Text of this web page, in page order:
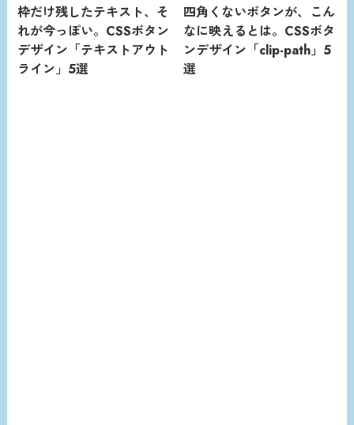
枠だけ残したテキスト、そ
れが今っぽい。CSSボタン
デザイン「テキストアウト
ライン」5選
四角くないボタンが、こん
なに映えるとは。CSSボタ
ンデザイン「clip-path」5
選